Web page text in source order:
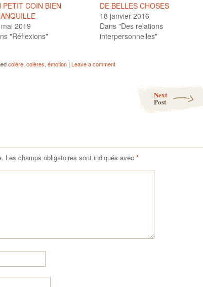
PETIT COIN BIEN
2019
"Réflexions"
DE BELLES CHOSES
18 janvier 2016
Dans "Des relations
interpersonnelles"
colère, colères, émotion | Leave a comment
Next
Post
Les champs obligatoires sont indiqués avec *